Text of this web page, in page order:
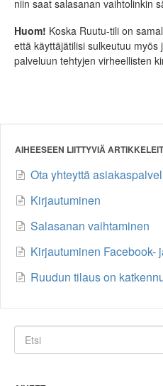
niin saat salasanan vaihtolinkin
Huom! Koska Ruutu-tili on
että käyttäjätilisi sulkeutuu
palveluun tehtyjen virheellisten
AIHEESEEN LIITTYVIÄ
Ota yhteyttä
Kirjautuminen
Salasanan vaihtaminen
Kirjautuminen Facebook-
Ruudun tilaus on